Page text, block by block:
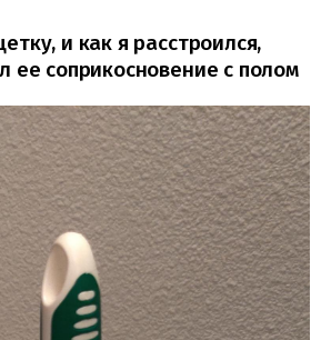
и как я расстроился,
ее соприкосновение с полом